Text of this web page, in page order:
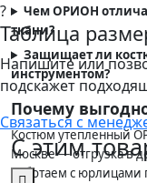
Чем ОРИОН
ткани?
Защищает ли
инструментом?
Почему
Костюм утепленный
Москве — отгрузка в
Работаем с юрлицами
?
Таблица
Напишите или
подскажет
Связаться с
С этим